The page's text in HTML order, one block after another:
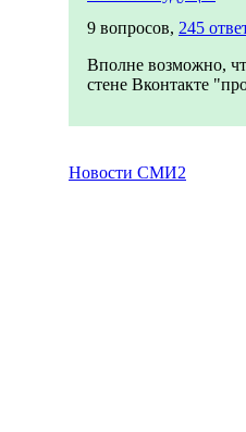
9 вопросов, 245
Вполне возможно,
стене Вконтакте
Новости СМИ2